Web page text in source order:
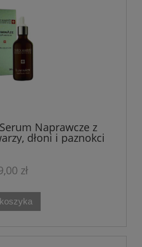
Naprawcze z
dłoni i paznokci
Theo Marvee 15 ml
zł